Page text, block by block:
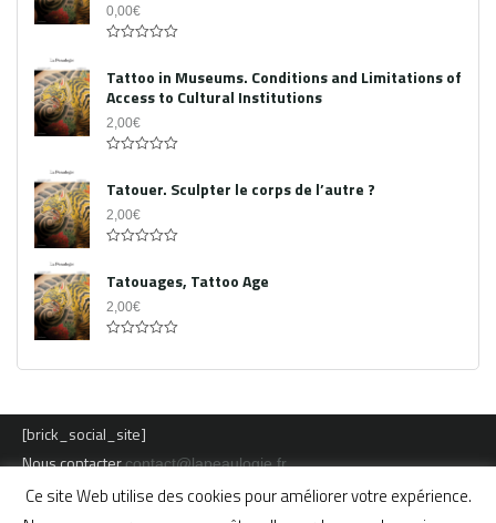
0,00€
out
of
5
Tattoo in Museums. Conditions and Limitations of
Access to Cultural Institutions
2,00€
out
of
5
Tatouer. Sculpter le corps de l’autre ?
2,00€
out
of
5
Tatouages, Tattoo Age
2,00€
out
[brick_social_site]
Nous contactercontact@lapeaulogie.fr
Mentions légales
Ce site Web utilise des cookies pour améliorer votre expérience.